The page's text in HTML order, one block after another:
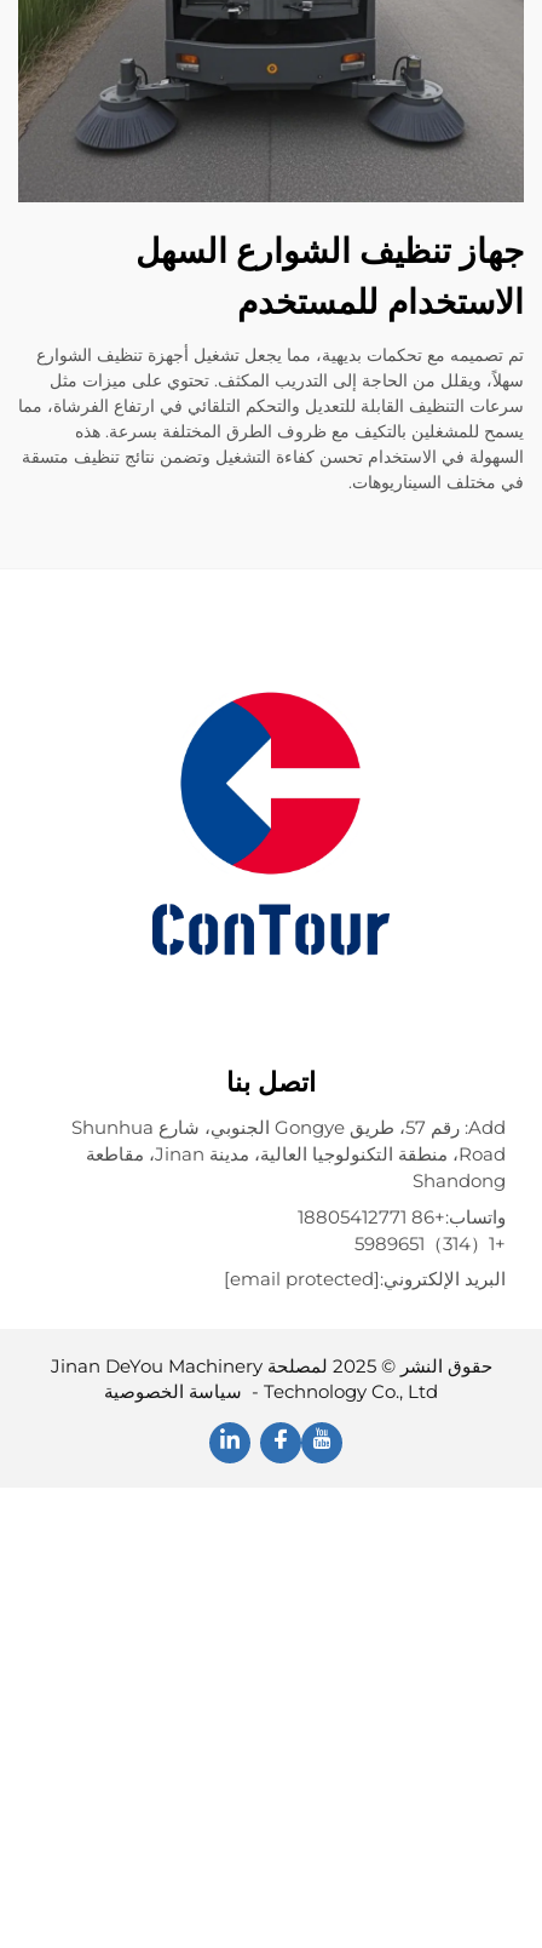
تنظيف الشوارع السهل
للمستخدم
مع تحكمات بديهية، مما يجعل تشغيل أجهزة تنظيف الشوارع
ويقلل من الحاجة إلى التدريب المكثف. تحتوي على ميزات مثل
التنظيف القابلة للتعديل والتحكم التلقائي في ارتفاع الفرشاة، مما
للمشغلين بالتكيف مع ظروف الطرق المختلفة بسرعة. هذه
في الاستخدام تحسن كفاءة التشغيل وتضمن نتائج تنظيف متسقة
السيناريوهات.
اتصل بنا
Add: رقم 57، طريق Gongye الجنوبي، شارع Shunhua
Road، منطقة التكنولوجيا العالية، مدينة Jinan، مقاطعة
+86 18805412771
الإلكتروني:[email protected]
حقوق النشر © 2025 لمصلحة Jinan DeYou Machinery
Technology Co., Ltd -
سياسة الخصوصية